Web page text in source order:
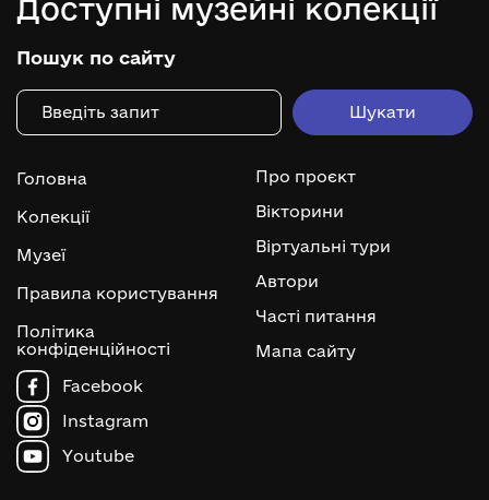
Доступні музейні колекції
Пошук по сайту
Головна
Колекції
Музеї
Правила користування
Політика
конфіденційності
Про проєкт
Вікторини
Віртуальні тури
Автори
Часті питання
Мапа сайту
Facebook
Instagram
Youtube